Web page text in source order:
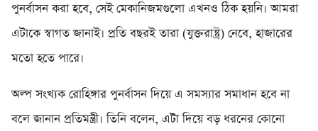
পুনর্বাসন করা হবে, সেই মেকানিজমগুলো এখনও ঠিক হয়নি। আমরা
এটাকে স্বাগত জানাই। প্রতি বছরই তারা (যুক্তরাষ্ট্র) নেবে, হাজারের
মতো হতে পারে।
অল্প সংখ্যক রোহিঙ্গার পুনর্বাসন দিয়ে এ সমস্যার সমাধান হবে না
বলে জানান প্রতিমন্ত্রী। তিনি বলেন, এটা দিয়ে বড় ধরনের কোনো